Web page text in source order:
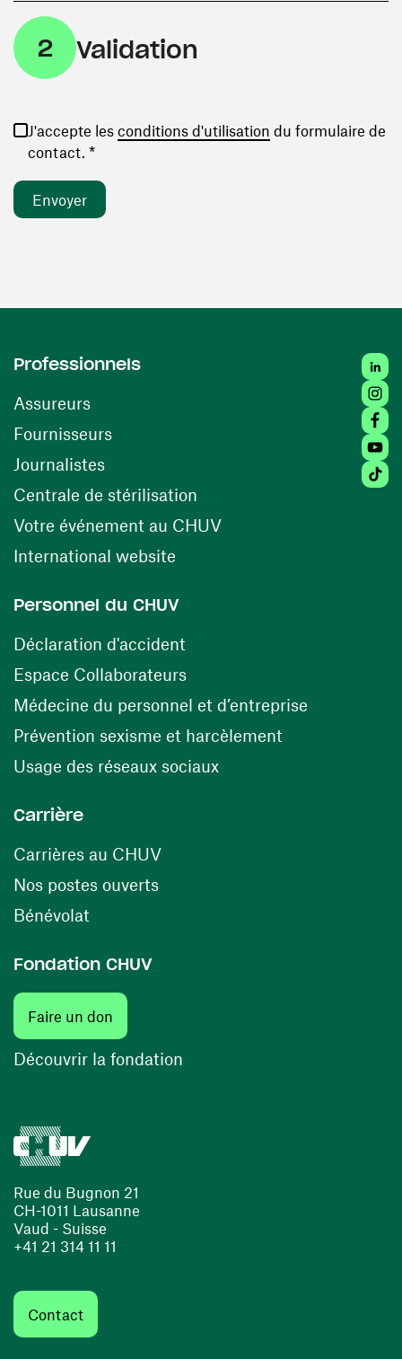
2 Validation
J'accepte les conditions d'utilisation (ouvre une
du formulaire de
contact. *
Rue du Bugnon 21
CH-1011 Lausanne
Vaud - Suisse
+41 21 314 11 11
Contact
Professionnels
Assureurs
Fournisseurs(ouvre une nouvelle fenêtre)
Journalistes
Centrale de stérilisation (ouvre une nouvelle
Votre événement au CHUV(ouvre une nouvelle
International website
Personnel du CHUV
Déclaration d'accident
Espace Collaborateurs(ouvre une nouvelle fenêtre)
Médecine du personnel et d’entreprise
Prévention sexisme et harcèlement
Usage des réseaux sociaux(ouvre une nouvelle
Carrière
Carrières au CHUV(ouvre une nouvelle fenêtre)
Nos postes ouverts(ouvre une nouvelle fenêtre)
Bénévolat
Fondation CHUV
Faire un don
Découvrir la fondation